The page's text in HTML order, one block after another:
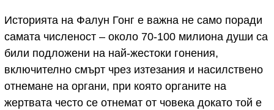
Историята на Фалун Гонг е важна не само поради
самата численост – около 70-100 милиона души са
били подложени на най-жестоки гонения,
включително смърт чрез изтезания и насилствено
отнемане на органи, при която органите на
жертвата често се отнемат от човека докато той е